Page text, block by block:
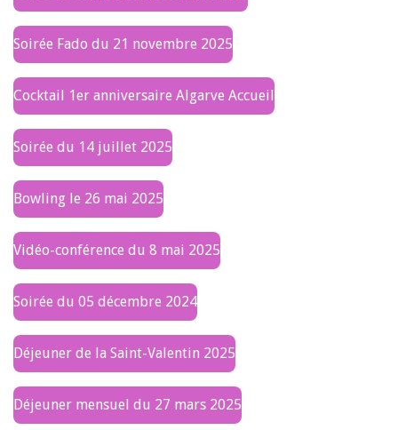
Soirée Fado du 21 novembre 2025
Cocktail 1er anniversaire Algarve Accueil
Soirée du 14 juillet 2025
Bowling le 26 mai 2025
Vidéo-conférence du 8 mai 2025
Soirée du 05 décembre 2024
Déjeuner de la Saint-Valentin 2025
Déjeuner mensuel du 27 mars 2025